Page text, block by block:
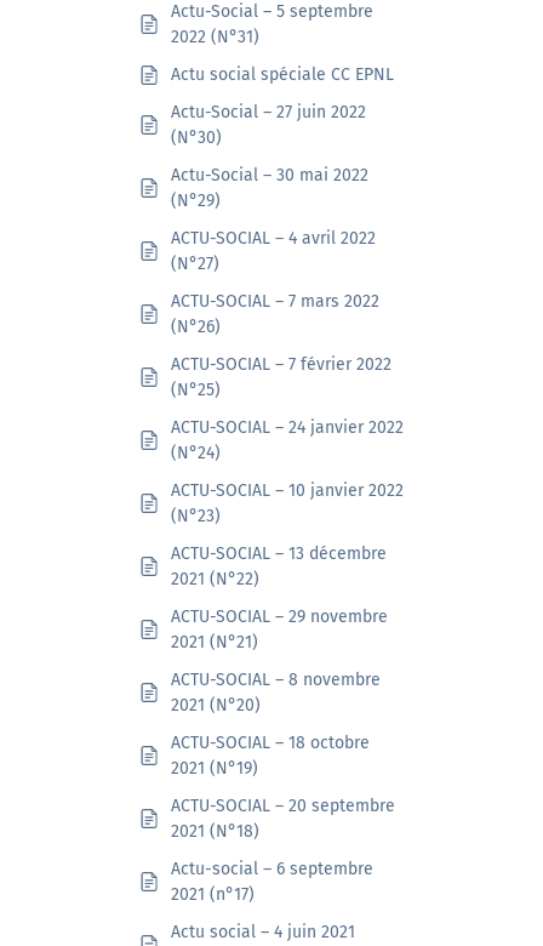
Actu-Social – 5 septembre
2022 (N°31)
Actu social spéciale CC EPNL
Actu-Social – 27 juin 2022
(N°30)
Actu-Social – 30 mai 2022
(N°29)
ACTU-SOCIAL – 4 avril 2022
(N°27)
ACTU-SOCIAL – 7 mars 2022
(N°26)
ACTU-SOCIAL – 7 février 2022
(N°25)
ACTU-SOCIAL – 24 janvier 2022
(N°24)
ACTU-SOCIAL – 10 janvier 2022
(N°23)
ACTU-SOCIAL – 13 décembre
2021 (N°22)
ACTU-SOCIAL – 29 novembre
2021 (N°21)
ACTU-SOCIAL – 8 novembre
2021 (N°20)
ACTU-SOCIAL – 18 octobre
2021 (N°19)
ACTU-SOCIAL – 20 septembre
2021 (N°18)
Actu-social – 6 septembre
2021 (n°17)
Actu social – 4 juin 2021